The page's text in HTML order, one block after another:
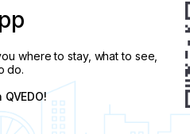
where to stay, what to see,
do.